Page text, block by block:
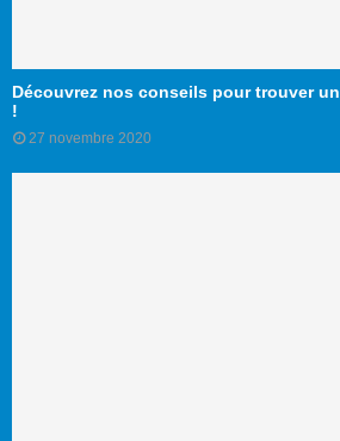
Découvrez nos conseils pour trouver
!
27 novembre 2020